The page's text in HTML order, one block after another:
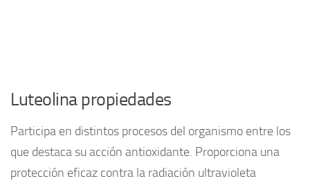
Luteolina propiedades
Participa en distintos procesos del organismo entre los
que destaca su acción antioxidante. Proporciona una
protección eficaz contra la radiación ultravioleta